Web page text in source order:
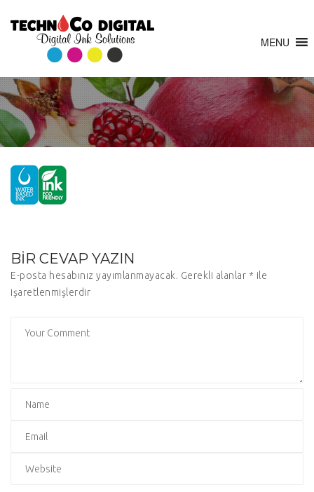
MENU
BIR CEVAP YAZIN
E-posta hesabınız yayımlanmayacak. Gerekli alanlar * ile
işaretlenmişlerdir